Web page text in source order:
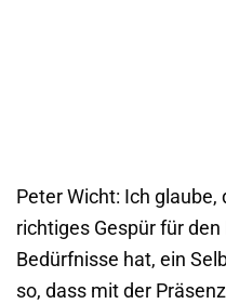
Peter Wicht: Ich
richtiges Gespür für
Bedürfnisse hat, ein
so, dass mit der